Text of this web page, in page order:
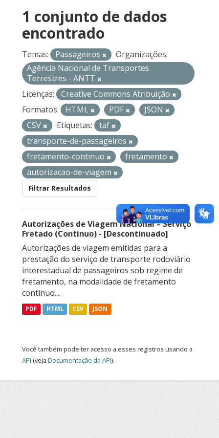
1 conjunto de dados
encontrado
Temas: Passageiros
Organizações:
Agência Nacional de Transportes
Terrestres - ANTT
Licenças:
Creative Commons Atribuição
Formatos:
HTML PDF
JSON
CSV
Etiquetas:
taf
transporte-de-passageiros
fretamento-continuo
fretamento
autorizacao-de-viagem
Filtrar Resultados
Autorizações de Viagem Nacional – Serviço
Fretado (Contínuo) - [Descontinuado]
Autorizações de viagem emitidas para a
prestação do serviço de transporte rodoviário
interestadual de passageiros sob regime de
fretamento, na modalidade de fretamento
contínuo....
PDF HTML CSV JSON
Você também pode ter acesso a esses registros usando a
API (veja Documentação da API).